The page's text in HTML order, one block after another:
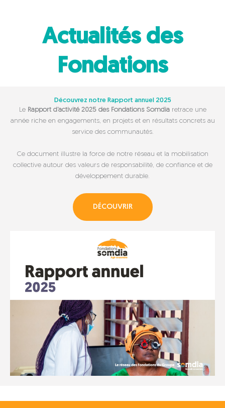
Actualités des
Fondations
Découvrez notre Rapport annuel 2025
Le Rapport d’activité 2025 des Fondations Somdia retrace une
année riche en engagements, en projets et en résultats concrets au
service des communautés.
Ce document illustre la force de notre réseau et la mobilisation
collective autour des valeurs de responsabilité, de confiance et de
développement durable.
DÉCOUVRIR